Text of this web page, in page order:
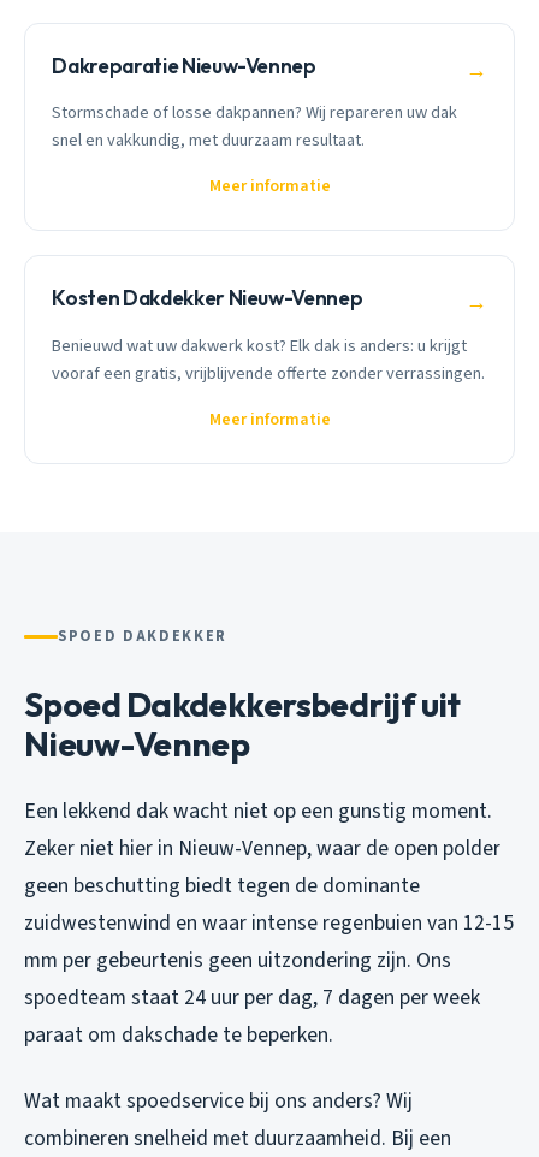
Dakreparatie Nieuw-Vennep →
Stormschade of losse dakpannen? Wij repareren uw dak
snel en vakkundig, met duurzaam resultaat.
Meer informatie
Kosten Dakdekker Nieuw-Vennep →
Benieuwd wat uw dakwerk kost? Elk dak is anders: u krijgt
vooraf een gratis, vrijblijvende offerte zonder verrassingen.
Meer informatie
SPOED DAKDEKKER
Spoed Dakdekkersbedrijf uit
Nieuw-Vennep
Een lekkend dak wacht niet op een gunstig moment.
Zeker niet hier in Nieuw-Vennep, waar de open polder
geen beschutting biedt tegen de dominante
zuidwestenwind en waar intense regenbuien van 12-15
mm per gebeurtenis geen uitzondering zijn. Ons
spoedteam staat 24 uur per dag, 7 dagen per week
paraat om dakschade te beperken.
Wat maakt spoedservice bij ons anders? Wij
combineren snelheid met duurzaamheid. Bij een